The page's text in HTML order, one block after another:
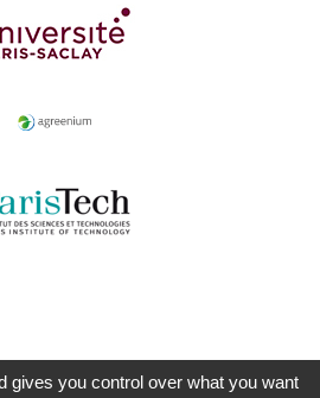
gives you control over what you want